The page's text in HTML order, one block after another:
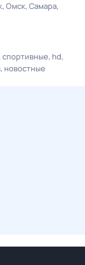
Омск Самара
спортивные hd
новостные